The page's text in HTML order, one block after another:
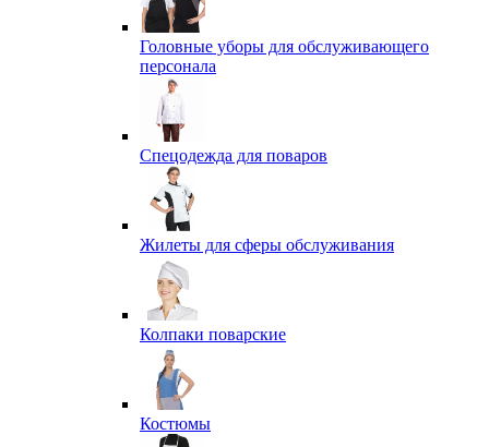
Головные уборы для обслуживающего
персонала
Спецодежда для поваров
Жилеты для сферы обслуживания
Колпаки поварские
Костюмы